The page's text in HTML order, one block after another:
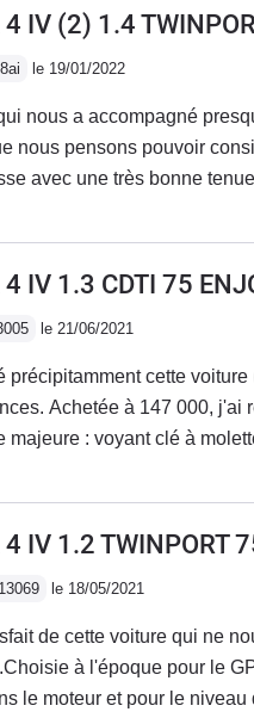
la blague franchement
message et aurais une
4 IV (2) 1.4
le 19/01/2022
nous a accompagné
nous pensons pouvoir
avec une très bonne
qui est commun aux
bord ont bien tenus au bout
automatiques ne soient
et
4 IV 1.3 CDTI 75
le 21/06/2021
précipitamment cette
Achetée à 147 000, j'ai
majeure : voyant clé à
cardan a cédé lors d'un
transmission changée. Tout
disques et plaquettes,
d'un an d'utilisation pour
yeux fermés. Dans le cas où
et bien traitée), elle est très
reprise (moteur trop faible
4 IV 1.2 TWINPORT
le 18/05/2021
de cette voiture qui ne
à l'époque pour le
le moteur et pour le